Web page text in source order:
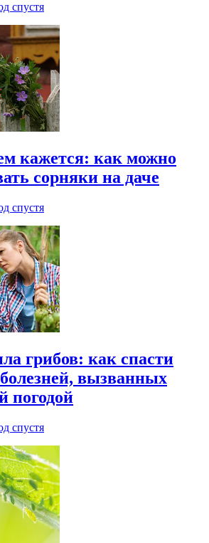
спустя
кажется: как можно
сорняки на даче
спустя
грибов: как спасти
болезней, вызванных
погодой
спустя